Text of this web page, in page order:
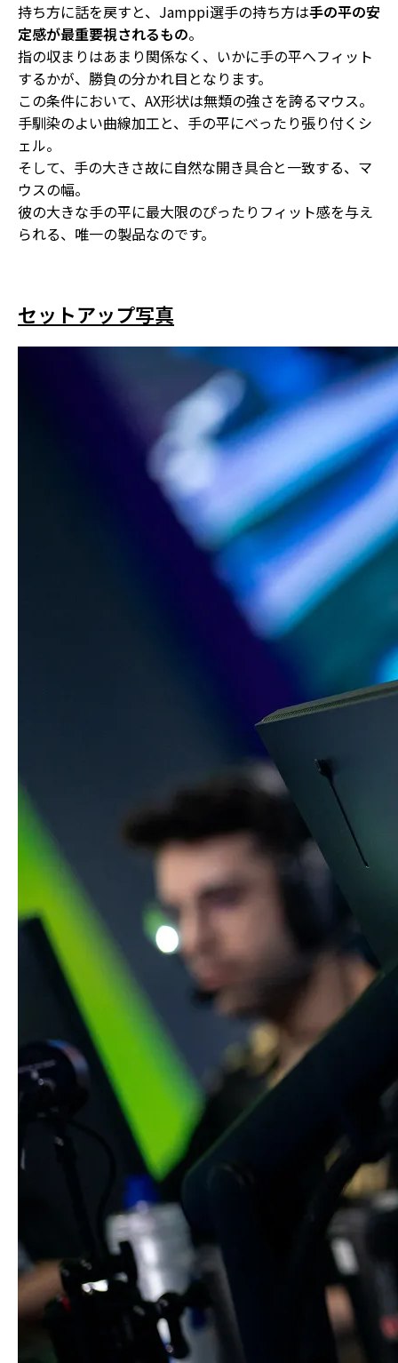
持ち方に話を戻すと、Jamppi選手の持ち方は手の平の安
定感が最重要視されるもの。
指の収まりはあまり関係なく、いかに手の平へフィット
するかが、勝負の分かれ目となります。
この条件において、 AX形状は無類の強さを誇るマウス。
手馴染のよい曲線加工と、手の平にべったり張り付くシ
ェル。
そして、手の大きさ故に自然な開き具合と一致する、マ
ウスの幅。
彼の大きな手の平に最大限のぴったりフィット感を与え
られる、唯一の製品なのです。
セットアップ写真